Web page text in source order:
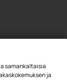
samankaltaisia
ja